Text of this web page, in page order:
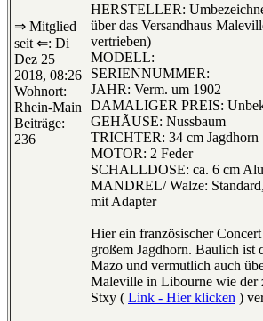
⇒ Mitglied
seit ⇐: Di
Dez 25
2018, 08:26
Wohnort:
Rhein-Main
Beiträge:
236
HERSTELLER:
über das Versandhaus
vertrieben)
MODELL:
SERIENNUMMER:
JAHR: Verm. um 1902
DAMALIGER PREIS:
GEHÃUSE: Nussbaum
TRICHTER: 34 cm Jagdhorn
MOTOR: 2 Feder
SCHALLDOSE: ca. 6 cm
MANDREL/ Walze:
mit Adapter
Hier ein französischer
großem Jagdhorn. Baulich ist
Mazo und vermutlich auch
Maleville in Libourne wie der
Stxy ( Link - Hier klicken )